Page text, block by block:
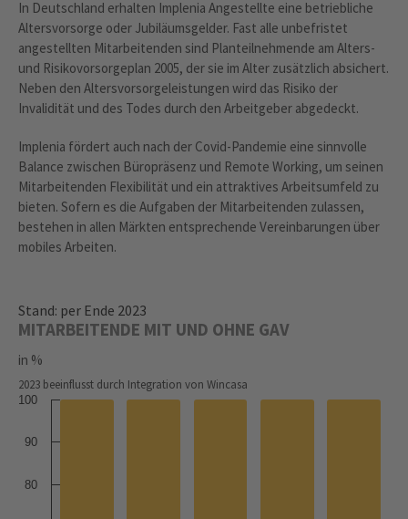
In Deutschland erhalten Implenia Angestellte eine betriebliche
Altersvorsorge oder Jubiläumsgelder. Fast alle unbefristet
angestellten Mitarbeitenden sind Planteilnehmende am Alters-
und Risikovorsorgeplan 2005, der sie im Alter zusätzlich absichert.
Neben den Altersvorsorgeleistungen wird das Risiko der
Invalidität und des Todes durch den Arbeitgeber abgedeckt.
Implenia fördert auch nach der Covid-Pandemie eine sinnvolle
Balance zwischen Büropräsenz und Remote Working, um seinen
Mitarbeitenden Flexibilität und ein attraktives Arbeitsumfeld zu
bieten. Sofern es die Aufgaben der Mitarbeitenden zulassen,
bestehen in allen Märkten entsprechende Vereinbarungen über
mobiles Arbeiten.
Stand: per Ende 2023
MITARBEITENDE MIT UND OHNE GAV
in %
2023 beeinflusst durch Integration von Wincasa
80
90
100